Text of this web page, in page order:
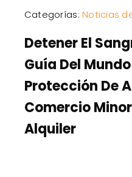
Categorías:Noticias
Detener El
Guía Del
Protección De
Comercio
Alquiler